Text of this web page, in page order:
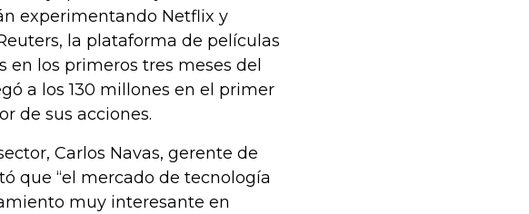
experimentando Netflix y
la plataforma de películas
en los primeros tres meses del
a los 130 millones en el primer
de sus acciones.
Carlos Navas, gerente de
que “el mercado de tecnología
muy interesante en